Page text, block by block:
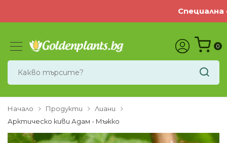
Специална
0
Начало Продукти
Лиани
Арктическo киви Адам - Мъжко